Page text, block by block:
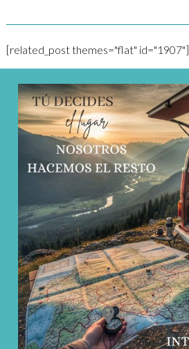
[related_post themes="flat" id="1907"]